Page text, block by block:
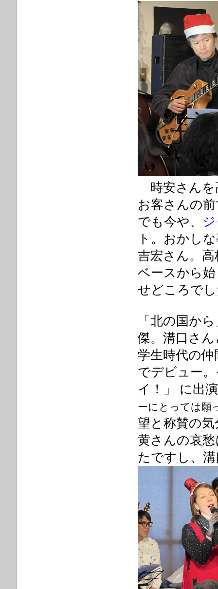
時安さんを
お客さんの
でも今や、
ト。おかし
吉宏さん。
ベースから
せどころで
「北の国か
傑。溝口さ
学生時代の
でデビュー
イ！」 に出
ーにとっては願
望と称賛の
黄さんの哀
たですし、